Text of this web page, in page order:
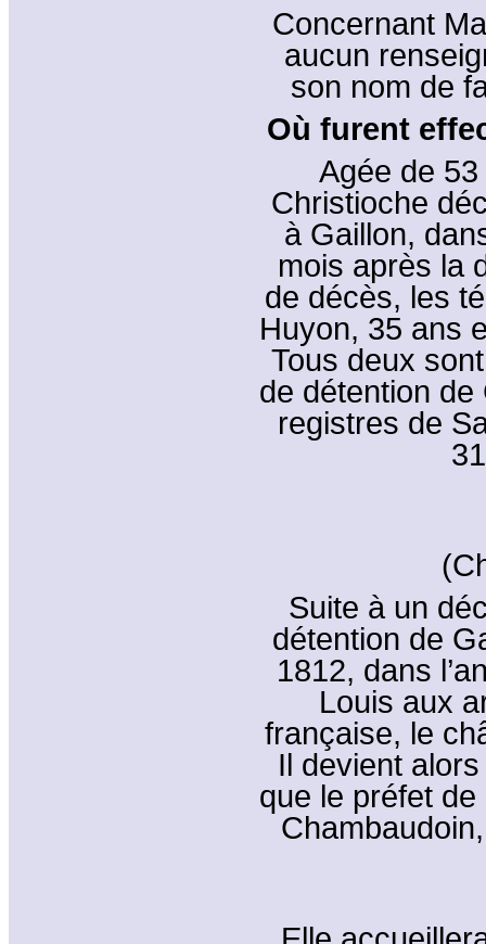
Concernant
aucun
son nom de
Où furent
Agée de
Christioche
à Gaillon,
mois après la
de décès, les
Huyon, 35 ans
Tous deux
de détention
registres de
Suite à un
détention de
1812, dans
Louis aux
française, le
Il devient alors
que le préfet de